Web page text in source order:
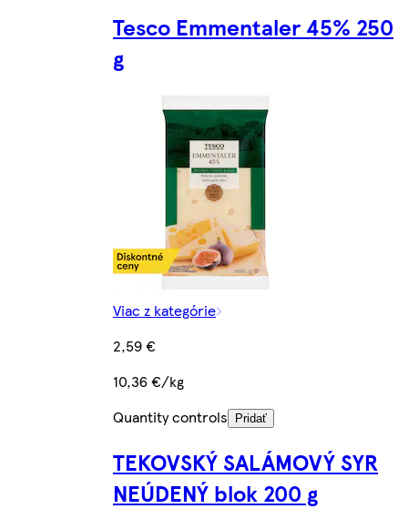
Tesco Emmentaler 45% 250
g
Viac z kategórie
2,59 €
10,36 €/kg
Quantity controls
Pridať
TEKOVSKÝ SALÁMOVÝ SYR
NEÚDENÝ blok 200 g